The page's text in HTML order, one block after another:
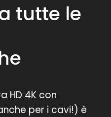
tutte le
HD 4K con
per i cavi!) è